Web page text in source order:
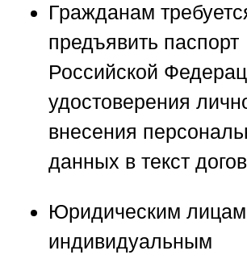
Гражданам
предъявить паспорт
Российской
удостоверения
внесения
данных в текст
Юридическим
индивидуальным